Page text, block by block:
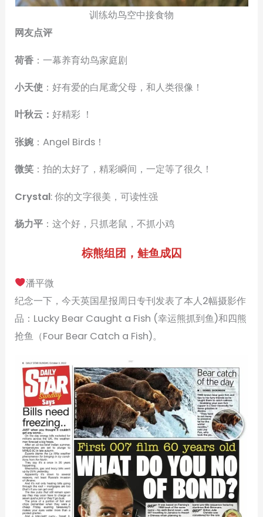
训练幼鸟空中接食物
网友点评
荷香 ：一幕养育幼鸟家庭剧
小天使 ：好有爱的白尾鸢父母，和人类很像！
叶秋云：好精彩 ！
张婉 ：Angel Birds！
微笑 ：拍的太好了，精彩瞬间，一定等了很久！
Crystal: 你的文字很美，可读性强
杨力平 ：这个好，只抓老鼠，不抓小鸡
棕熊组团，鲑鱼成囚
潘平微
纪念一下，今天英国星报周日专刊发表了本人2幅摄影作
品：Lucky Bear Caught a Fish (幸运熊抓到鱼)和四熊
抢鱼（Four Bear Catch a Fish)。